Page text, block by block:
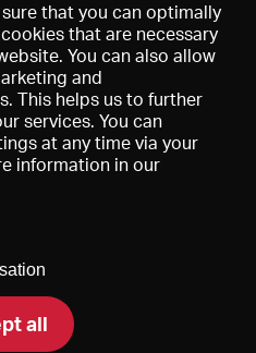
Newsletter
that you can optimally
that are necessary
You can also allow
and
This helps us to further
services. You can
at any time via your
information in our
all